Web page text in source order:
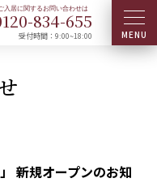
834-655
受付時間：9:00~18:00
新規オープンのお知